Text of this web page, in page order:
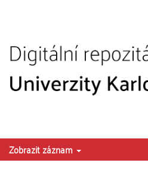
Zobrazit záznam